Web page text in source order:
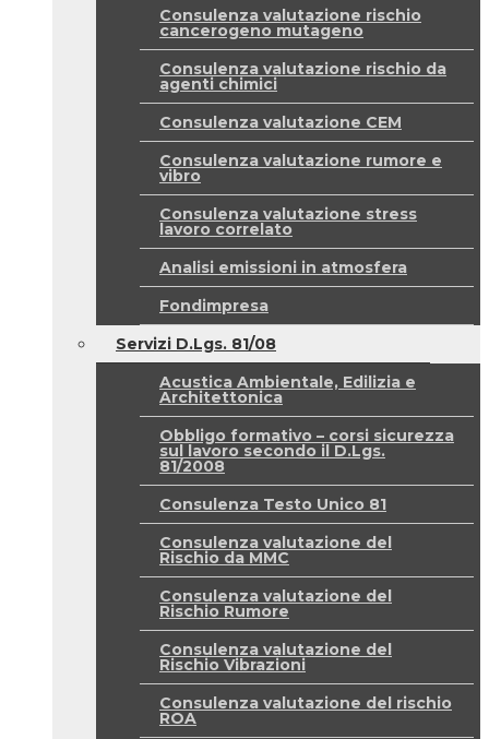
Consulenza valutazione rischio
cancerogeno mutageno
Consulenza valutazione rischio da
agenti chimici
Consulenza valutazione CEM
Consulenza valutazione rumore e
vibro
Consulenza valutazione stress
lavoro correlato
Analisi emissioni in atmosfera
Fondimpresa
Servizi D.Lgs. 81/08
Acustica Ambientale, Edilizia e
Architettonica
Obbligo formativo – corsi sicurezza
sul lavoro secondo il D.Lgs.
81/2008
Consulenza Testo Unico 81
Consulenza valutazione del
Rischio da MMC
Consulenza valutazione del
Rischio Rumore
Consulenza valutazione del
Rischio Vibrazioni
Consulenza valutazione del rischio
ROA